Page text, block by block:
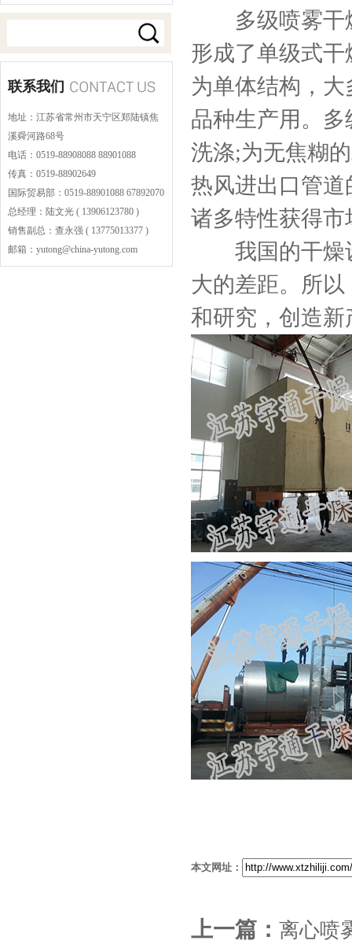
联系我们
地址：江苏省常州市天宁区郑陆镇焦
溪舜河路68号
电话：0519-88908088 88901088
传真：0519-88902649
国际贸易部：0519-88901088 67892070
总经理：陆文光 ( 13906123780 )
销售副总：查永强 ( 13775013377 )
邮箱：yutong@china-yutong.com
多级喷雾干燥
形成了单级式
为单体结构，
品种生产用。
洗涤;为无焦糊
热风进出口管
诸多特性获得
我国的干燥设
大的差距。所
和研究，创造
本文网址：
上一篇： 离心喷